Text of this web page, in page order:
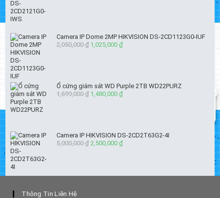
Camera IP Dome 2MP HIKVISION DS-2CD1123G0-IUF
2,050,000₫ Giá
1,025,000 ₫Giá
Ổ cứng giám sát WD Purple 2TB WD22PURZ
1,699,000₫ Giá
1,480,000 ₫Giá
Camera IP HIKVISION DS-2CD2T63G2-4I
5,000,000₫ Giá
2,500,000 ₫Giá
Thông Tin Liên Hệ